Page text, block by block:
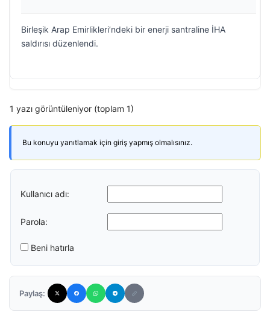
Birleşik Arap Emirlikleri’ndeki bir enerji santraline İHA
saldırısı düzenlendi.
1 yazı görüntüleniyor (toplam 1)
Bu konuyu yanıtlamak için giriş yapmış olmalısınız.
Kullanıcı adı:
Parola:
Beni hatırla
Paylaş: